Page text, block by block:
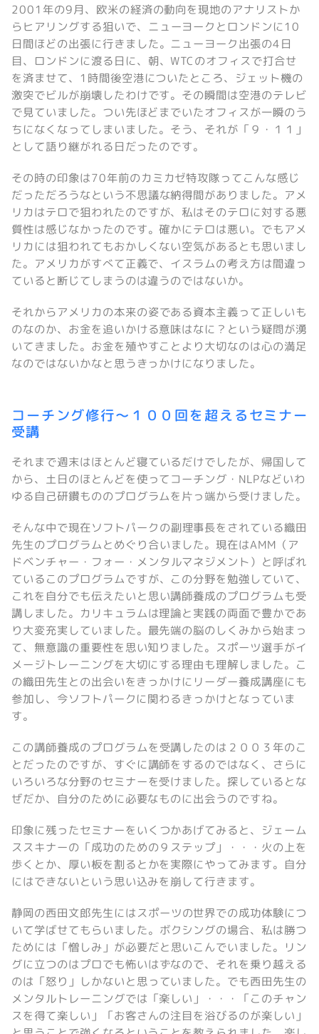
2001年の9月、欧米の経済の動向を現地のアナリストか
らヒアリングする狙いで、ニューヨークとロンドンに10
日間ほどの出張に行きました。ニューヨーク出張の4日
目、ロンドンに渡る日に、朝、WTCのオフィスで打合せ
を済ませて、1時間後空港についたところ、ジェット機の
激突でビルが崩壊したわけです。その瞬間は空港のテレビ
で見ていました。つい先ほどまでいたオフィスが一瞬のう
ちになくなってしまいました。そう、それが「９・１１」
として語り継がれる日だったのです。
その時の印象は70年前のカミカゼ特攻隊ってこんな感じ
だっただろうなという不思議な納得間がありました。アメ
リカはテロで狙われたのですが、私はそのテロに対する悪
質性は感じなかったのです。確かにテロは悪い。でもアメ
リカには狙われてもおかしくない空気があるとも思いまし
た。アメリカがすべて正義で、イスラムの考え方は間違っ
ていると断じてしまうのは違うのではないか。
それからアメリカの本来の姿である資本主義って正しいも
のなのか、お金を追いかける意味はなに？という疑問が湧
いてきました。お金を殖やすことより大切なのは心の満足
なのではないかなと思うきっかけになりました。
コーチング修行～１００回を超えるセミナー
受講
それまで週末はほとんど寝ているだけでしたが、帰国して
から、土日のほとんどを使ってコーチング・NLPなどいわ
ゆる自己研鑽もののプログラムを片っ端から受けました。
そんな中で現在ソフトパークの副理事長をされている織田
先生のプログラムとめぐり合いました。現在はAMM（ア
ドベンチャー・フォー・メンタルマネジメント）と呼ばれ
ているこのプログラムですが、この分野を勉強していて、
これを自分でも伝えたいと思い講師養成のプログラムも受
講しました。カリキュラムは理論と実践の両面で豊かであ
り大変充実していました。最先端の脳のしくみから始まっ
て、無意識の重要性を思い知りました。スポーツ選手がイ
メージトレーニングを大切にする理由も理解しました。こ
の織田先生との出会いをきっかけにリーダー養成講座にも
参加し、今ソフトパークに関わるきっかけとなっていま
す。
この講師養成のプログラムを受講したのは２００３年のこ
とだったのですが、すぐに講師をするのではなく、さらに
いろいろな分野のセミナーを受けました。探しているとな
ぜだか、自分のために必要なものに出会うのですね。
印象に残ったセミナーをいくつかあげてみると、ジェーム
ススキナーの「成功のための９ステップ」・・・火の上を
歩くとか、厚い板を割るとかを実際にやってみます。自分
にはできないという思い込みを崩して行きます。
静岡の西田文郎先生にはスポーツの世界での成功体験につ
いて学ばせてもらいました。ボクシングの場合、私は勝つ
ためには「憎しみ」が必要だと思いこんでいました。リン
グに立つのはプロでも怖いはずなので、それを乗り越える
のは「怒り」しかないと思っていました。でも西田先生の
メンタルトレーニングでは「楽しい」・・・「このチャン
スを得て楽しい」「お客さんの注目を浴びるのが楽しい」